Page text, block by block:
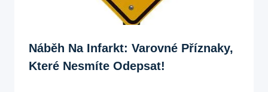
Náběh Na Infarkt: Varovné Příznaky,
Které Nesmíte Odepsat!